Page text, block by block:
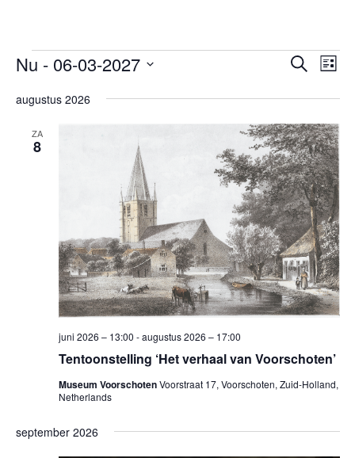
Evenementen
en
Zoeken
Lijst
Nu - 06-03-2027
een
augustus 2026
ZA
8
Tentoonstelling ‘Het verhaal van Voorschoten’
juni 2026 – 13:00 -augustus 2026 – 17:00
Museum VoorschotenVoorstraat 17, Voorschoten, Zuid-Holland,
Netherlands
september 2026